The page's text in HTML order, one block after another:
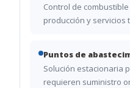
Control de
producción y servicios
Puntos de
Solución estacionaria
requieren suministro